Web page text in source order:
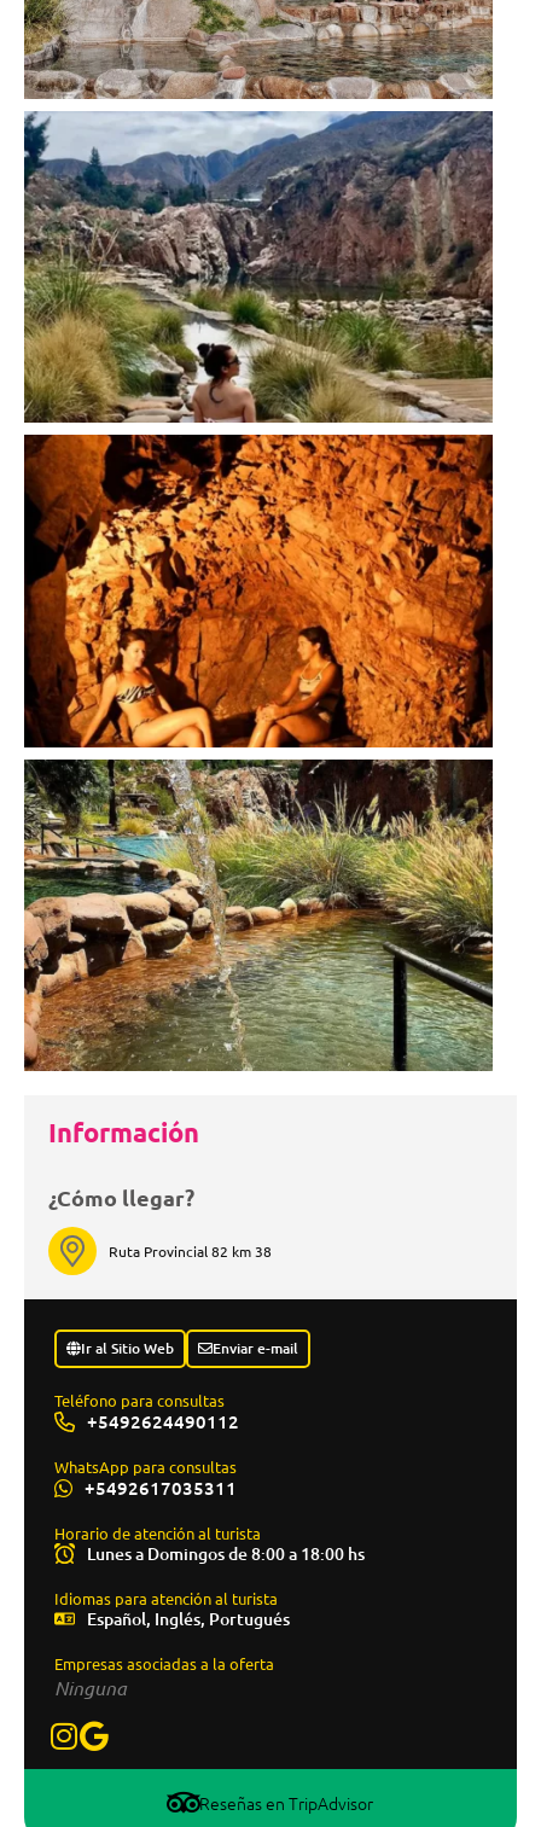
Información
¿Cómo llegar?
Ruta Provincial 82 km 38
Teléfono para consultas
+5492624490112
Ir al Sitio Web Enviar e-mail
WhatsApp para consultas
+5492617035311
Horario de atención al turista
Lunes a Domingos de 8:00 a 18:00 hs
Idiomas para atención al turista
Español, Inglés, Portugués
Empresas asociadas a la oferta
Ninguna
Reseñas en TripAdvisor